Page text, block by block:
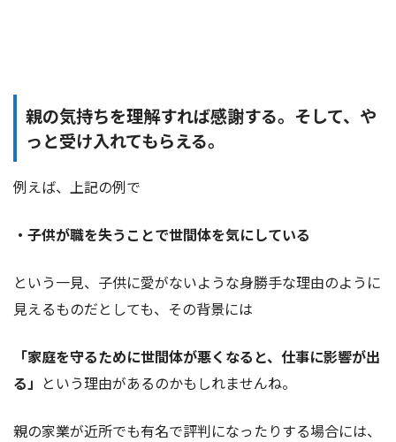
親の気持ちを理解すれば感謝する。そして、や
っと受け入れてもらえる。
例えば、上記の例で
・子供が職を失うことで世間体を気にしている
という一見、子供に愛がないような身勝手な理由のように
見えるものだとしても、その背景には
「家庭を守るために世間体が悪くなると、仕事に影響が出
る」 という理由があるのかもしれませんね。
親の家業が近所でも有名で評判になったりする場合には、